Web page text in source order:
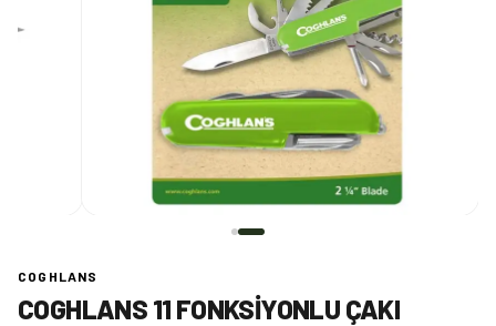
COGHLANS
COGHLANS 11 FONKSIYONLU ÇAKI